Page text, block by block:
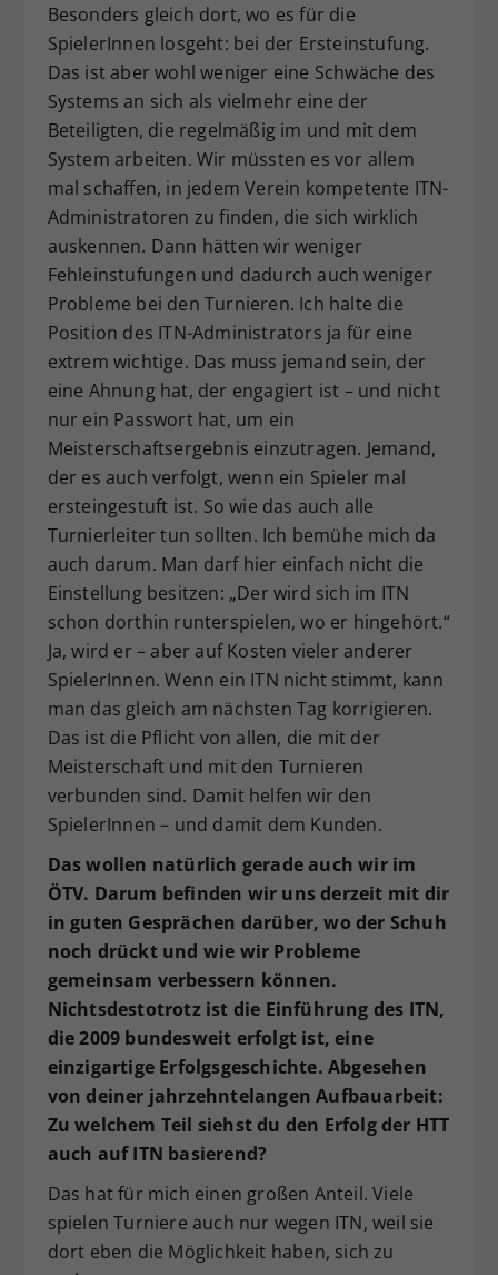
Besonders gleich dort, wo es für die
SpielerInnen losgeht: bei der Ersteinstufung.
Das ist aber wohl weniger eine Schwäche des
Systems an sich als vielmehr eine der
Beteiligten, die regelmäßig im und mit dem
System arbeiten. Wir müssten es vor allem
mal schaffen, in jedem Verein kompetente ITN-
Administratoren zu finden, die sich wirklich
auskennen. Dann hätten wir weniger
Fehleinstufungen und dadurch auch weniger
Probleme bei den Turnieren. Ich halte die
Position des ITN-Administrators ja für eine
extrem wichtige. Das muss jemand sein, der
eine Ahnung hat, der engagiert ist – und nicht
nur ein Passwort hat, um ein
Meisterschaftsergebnis einzutragen. Jemand,
der es auch verfolgt, wenn ein Spieler mal
ersteingestuft ist. So wie das auch alle
Turnierleiter tun sollten. Ich bemühe mich da
auch darum. Man darf hier einfach nicht die
Einstellung besitzen: „Der wird sich im ITN
schon dorthin runterspielen, wo er hingehört.“
Ja, wird er – aber auf Kosten vieler anderer
SpielerInnen. Wenn ein ITN nicht stimmt, kann
man das gleich am nächsten Tag korrigieren.
Das ist die Pflicht von allen, die mit der
Meisterschaft und mit den Turnieren
verbunden sind. Damit helfen wir den
SpielerInnen – und damit dem Kunden.
Das wollen natürlich gerade auch wir im
ÖTV. Darum befinden wir uns derzeit mit dir
in guten Gesprächen darüber, wo der Schuh
noch drückt und wie wir Probleme
gemeinsam verbessern können.
Nichtsdestotrotz ist die Einführung des ITN,
die 2009 bundesweit erfolgt ist, eine
einzigartige Erfolgsgeschichte. Abgesehen
von deiner jahrzehntelangen Aufbauarbeit:
Zu welchem Teil siehst du den Erfolg der HTT
auch auf ITN basierend?
Das hat für mich einen großen Anteil. Viele
spielen Turniere auch nur wegen ITN, weil sie
dort eben die Möglichkeit haben, sich zu